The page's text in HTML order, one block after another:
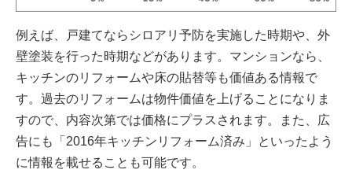
例えば、戸建てならシロアリ予防を実施した時期や、外
壁塗装を行った時期などがあります。マンションなら、
キッチンのリフォームや床の貼替等も価値ある情報で
す。過去のリフォームは物件価値を上げることになりま
すので、内容次第では価格にプラスされます。また、広
告にも「2016年キッチンリフォーム済み」といったよう
に情報を載せることも可能です。